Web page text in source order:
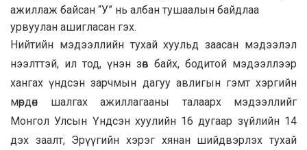
ажиллаж байсан “У” нь албан тушаалын байдлаа
урвуулан ашигласан гэх.
Нийтийн мэдээллийн тухай хуульд заасан мэдээлэл
нээлттэй, ил тод, үнэн зөв байх, бодитой мэдээллээр
хангах үндсэн зарчмын дагуу авлигын гэмт хэргийн
мөрдөн шалгах ажиллагааны талаарх мэдээллийг
Монгол Улсын Үндсэн хуулийн 16 дугаар зүйлийн 14
дэх заалт, Эрүүгийн хэрэг хянан шийдвэрлэх тухай